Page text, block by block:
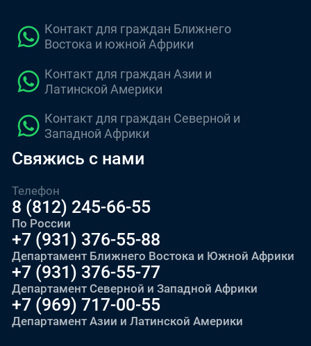
Контакт для граждан Ближнего
Востока и южной Африки
Контакт для граждан Азии и
Латинской Америки
Контакт для граждан Северной и
Западной Африки
Свяжись с нами
Телефон
8 (812) 245-66-55
По России
+7 (931) 376-55-88
Департамент Ближнего Востока и Южной Африки
+7 (931) 376-55-77
Департамент Северной и Западной Африки
+7 (969) 717-00-55
Департамент Азии и Латинской Америки